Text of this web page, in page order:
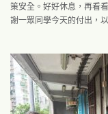
策安全。好好休息，再看
謝一眾同學今天的付出，